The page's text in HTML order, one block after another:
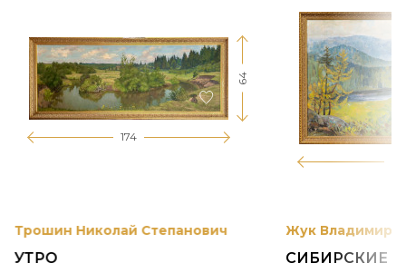
174
64
Трошин Николай Степанович
УТРО
Жук Владимир
СИБИРСКИЕ